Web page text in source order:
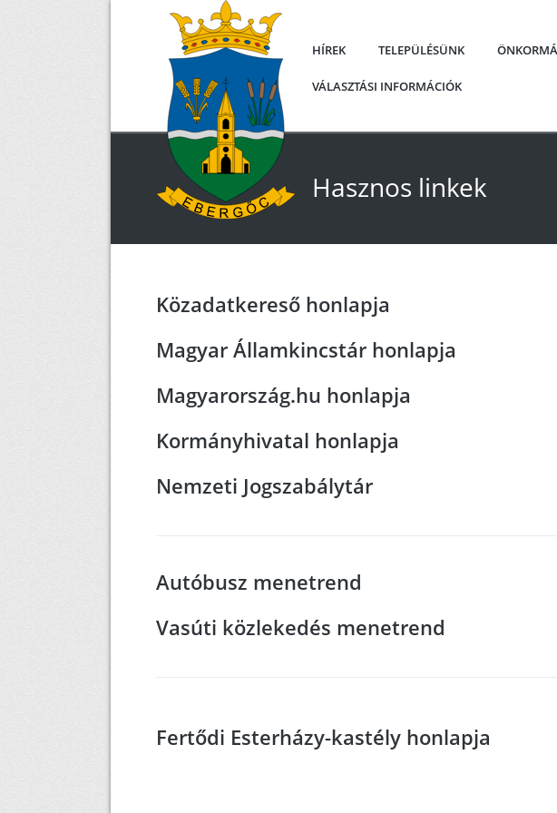
HÍREK TELEPÜLÉSÜNK
VÁLASZTÁSI INFORMÁCIÓK
Hasznos linkek
Közadatkereső honlapja
Magyar Államkincstár honlapja
Magyarország.hu honlapja
Kormányhivatal honlapja
Nemzeti Jogszabálytár
Autóbusz menetrend
Vasúti közlekedés menetrend
Fertődi Esterházy-kastély honlapja